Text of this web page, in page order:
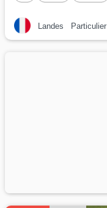
Landes Particulier